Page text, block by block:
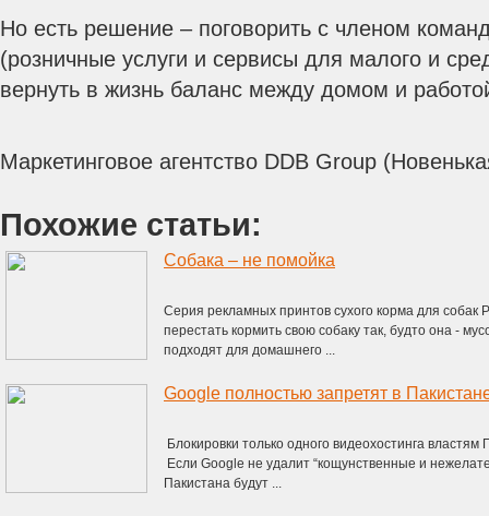
Но есть решение – поговорить с членом
(розничные услуги и сервисы для малого и
вернуть в жизнь баланс между домом и
Маркетинговое агентство DDB Group
Похожие статьи:
Собака – не помойка
Серия рекламных принтов сухого корма для
перестать кормить свою собаку так, будто она -
подходят для домашнего ...
Блокировки только одного видеохостинга
Если Google не удалит “кощунственные и
Пакистана будут ...